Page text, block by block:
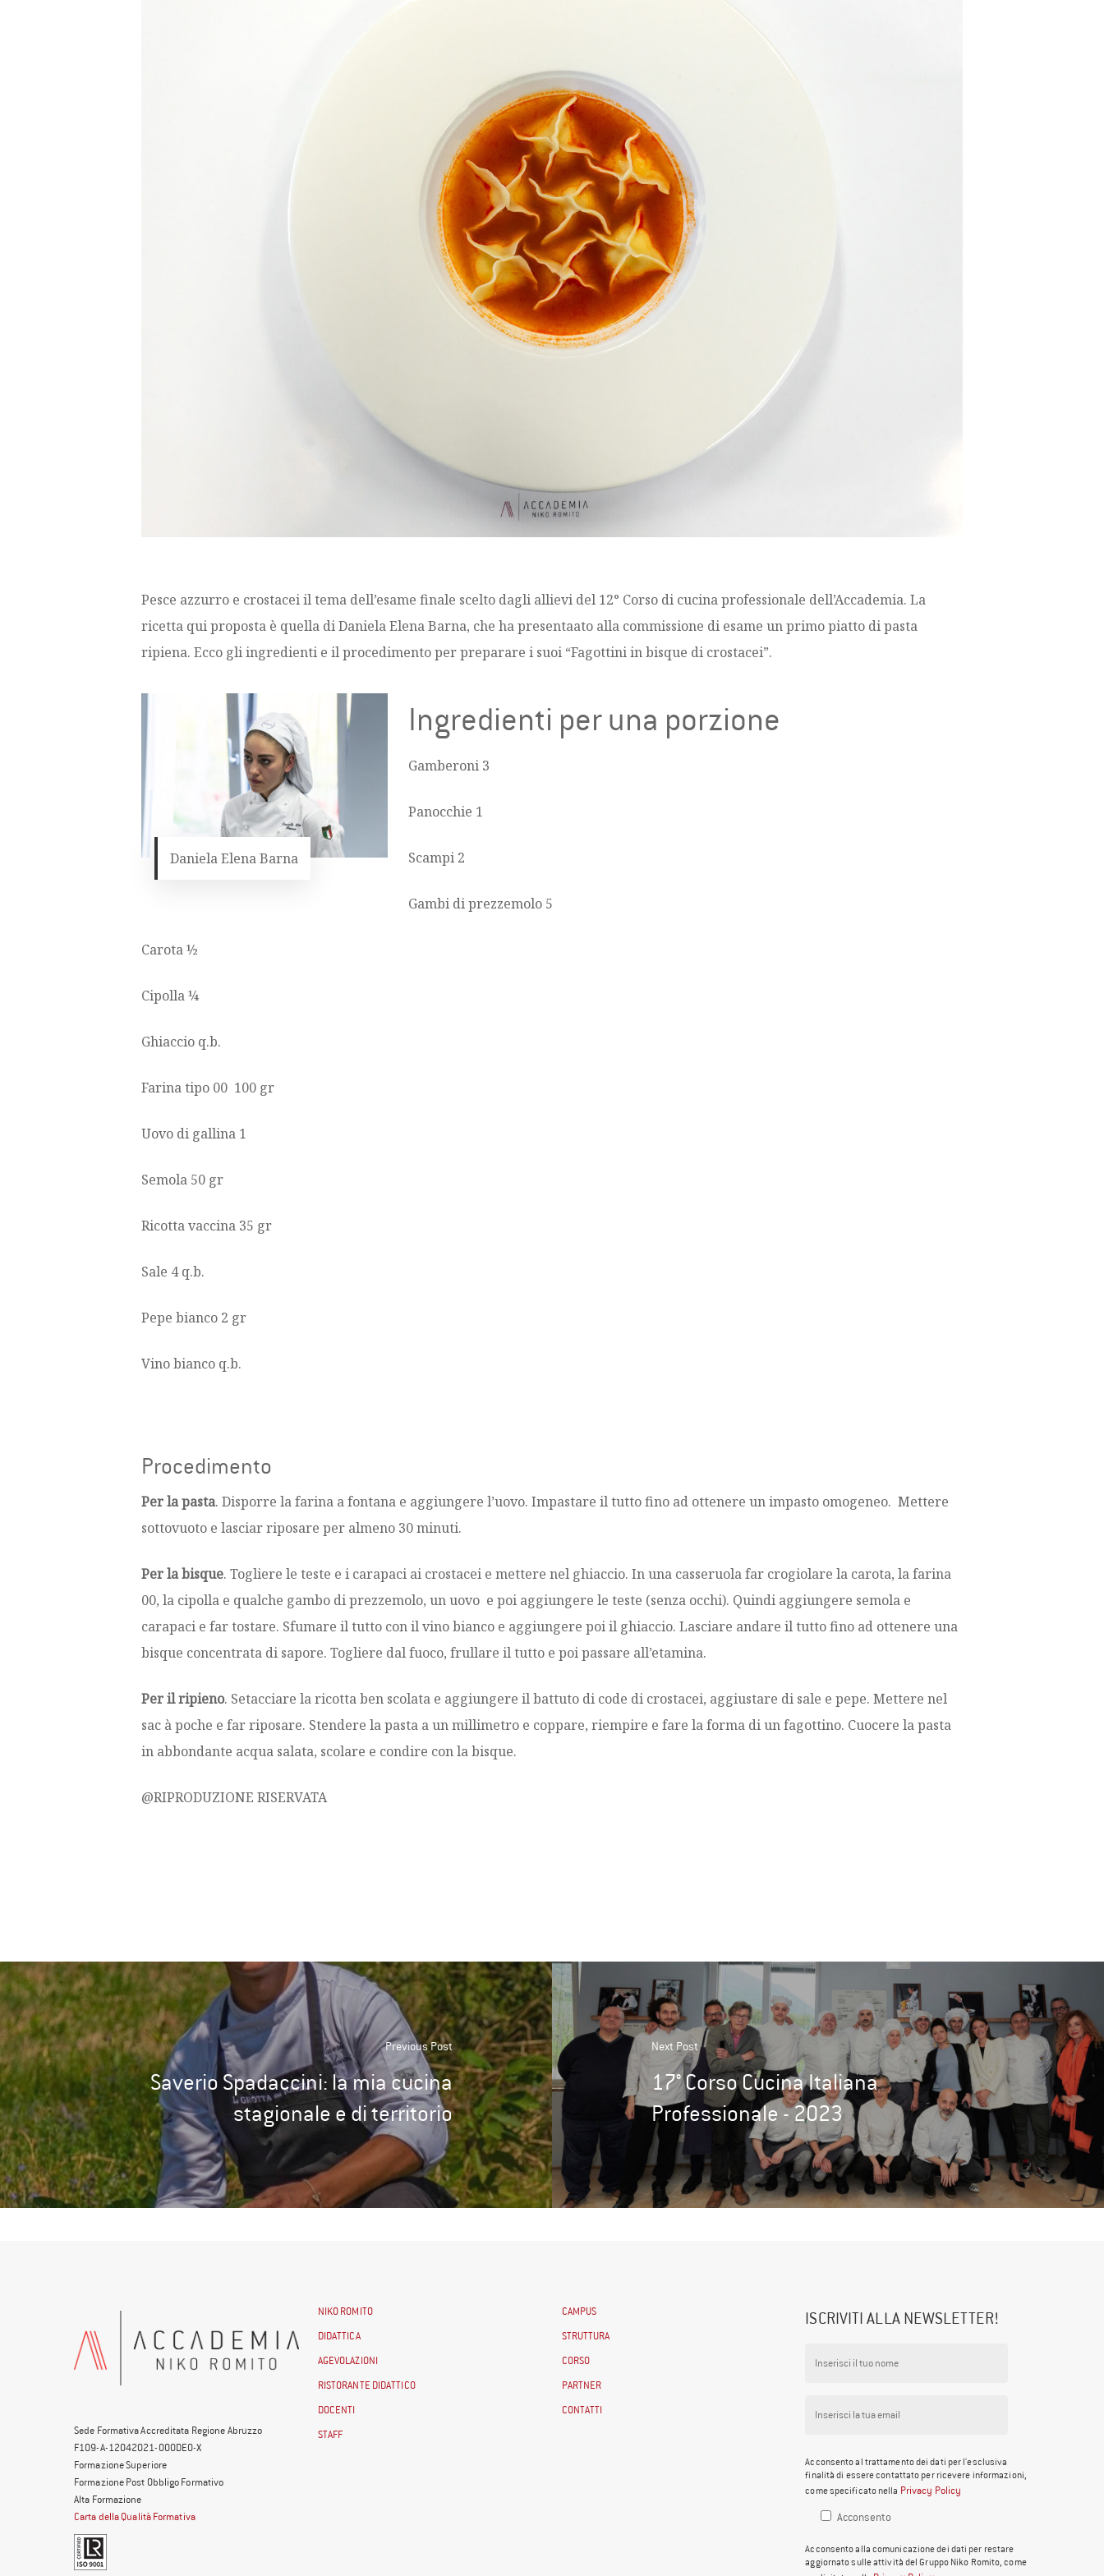
Pesce azzurro e crostacei il tema dell’esame finale scelto dagli allievi del 12° Corso di cucina professionale dell’Accademia. La
ricetta qui proposta è quella di Daniela Elena Barna, che ha presentaato alla commissione di esame un primo piatto di pasta
ripiena. Ecco gli ingredienti e il procedimento per preparare i suoi “Fagottini in bisque di crostacei”.
Daniela Elena Barna
Ingredienti per una porzione
Gamberoni 3
Panocchie 1
Scampi 2
Gambi di prezzemolo 5
Carota ½
Cipolla ¼
Ghiaccio q.b.
Farina tipo 00 100 gr
Uovo di gallina 1
Semola 50 gr
Ricotta vaccina 35 gr
Sale 4 q.b.
Pepe bianco 2 gr
Vino bianco q.b.
Procedimento
Per la pasta. Disporre la farina a fontana e aggiungere l’uovo. Impastare il tutto fino ad ottenere un impasto omogeneo. Mettere
sottovuoto e lasciar riposare per almeno 30 minuti.
Per la bisque. Togliere le teste e i carapaci ai crostacei e mettere nel ghiaccio. In una casseruola far crogiolare la carota, la farina
00, la cipolla e qualche gambo di prezzemolo, un uovo e poi aggiungere le teste (senza occhi). Quindi aggiungere semola e
carapaci e far tostare. Sfumare il tutto con il vino bianco e aggiungere poi il ghiaccio. Lasciare andare il tutto fino ad ottenere una
bisque concentrata di sapore. Togliere dal fuoco, frullare il tutto e poi passare all’etamina.
Per il ripieno. Setacciare la ricotta ben scolata e aggiungere il battuto di code di crostacei, aggiustare di sale e pepe. Mettere nel
sac à poche e far riposare. Stendere la pasta a un millimetro e coppare, riempire e fare la forma di un fagottino. Cuocere la pasta
in abbondante acqua salata, scolare e condire con la bisque.
@RIPRODUZIONE RISERVATA
Previous Post
Saverio Spadaccini: la mia cucina
stagionale e di territorio
Next Post
17° Corso Cucina Italiana
Professionale - 2023
Sede Formativa Accreditata Regione Abruzzo
F109-A-12042021-000DE0-X
Formazione Superiore
Formazione Post Obbligo Formativo
Alta Formazione
Carta della Qualità Formativa
NIKO ROMITO
DIDATTICA
AGEVOLAZIONI
RISTORANTE DIDATTICO
DOCENTI
STAFF
CAMPUS
STRUTTURA
CORSO
PARTNER
CONTATTI
ISCRIVITI ALLA NEWSLETTER!
Acconsento al trattamento dei dati per l'esclusiva
finalità di essere contattato per ricevere informazioni,
come specificato nella Privacy Policy
Acconsento
Acconsento alla comunicazione dei dati per restare
aggiornato sulle attività del Gruppo Niko Romito, come